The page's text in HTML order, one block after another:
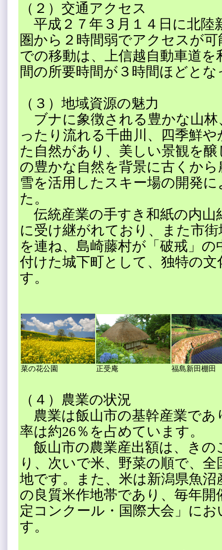
（２）交通アクセス
平成２７年３月１４日に北陸
圏から２時間弱でアクセスが
での移動は、上信越自動車道
間の所要時間が３時間ほどと
（３）地域資源の魅力
ブナに象徴される豊かな山林
ったり流れる千曲川、四季鮮
た自然があり、美しい景観を
の豊かな自然を背景に古くか
雪を活用したスキー場の開発
た。
伝統産業の手すき和紙の内山
に受け継がれており、また市
を連ね、島崎藤村が「破戒」
付けた城下町として、独特の
す。
菜の花公園 正受庵 福島新田棚田
（４）農業の状況
農業は飯山市の基幹産業であ
率は約26％を占めています。
飯山市の農業産出額は、きの
り、次いで米、野菜の順で、
地です。また、米は新潟県魚
の良質米作地帯であり、毎年
定コンクール・国際大会」に
す。